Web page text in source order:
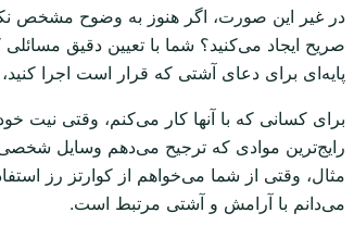
در غیر این صورت، اگر هنوز به وضوح مشخص
صریح ایجاد می‌کنید؟ شما با تعیین دقیق
پایه‌ای برای دعای آشتی که قرار است اجرا کنید،
برای کسانی که با آنها کار می‌کنم، وقتی
رایج‌ترین موادی که ترجیح می‌دهم وسایل
مثال، وقتی از شما می‌خواهم از کوارتز رز
می‌دانم با آرامش و آشتی مرتبط است.